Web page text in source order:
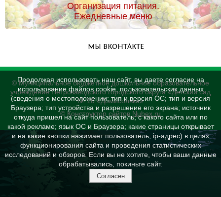
Организация питания.
Ежедневные меню
МЫ ВКОНТАКТЕ
© Муниципальное бюджетное дошкольное образовательное
учреждение Петрозаводского городского округа «Детский сад
№ 10 «Домисолька»
© Конструктор сайтов Nubex.ru
Продолжая использовать наш сайт, вы даете согласие на
использование файлов cookie, пользовательских данных
(сведения о местоположении; тип и версия ОС; тип и версия
Браузера; тип устройства и разрешение его экрана; источник
откуда пришел на сайт пользователь; с какого сайта или по
какой рекламе; язык ОС и Браузера; какие страницы открывает
и на какие кнопки нажимает пользователь; ip-адрес) в целях
функционирования сайта и проведения статистических
исследований и обзоров. Если вы не хотите, чтобы ваши данные
обрабатывались, покиньте сайт.
Согласен